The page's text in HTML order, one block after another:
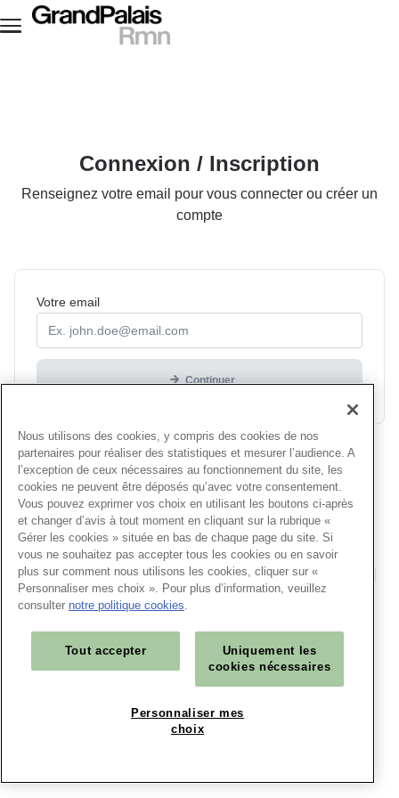
Aller au contenu principal
Connexion / Inscription
Renseignez votre email pour vous connecter ou créer un
compte
Votre emailObligatoire
Continuer
Menu Centre d'aide Service Client Nous contacter
Préparez votre visite Conditions générales de vente
Grille tarifaire SCN
© 2025 - Tous droits réservés
Mentions légales
Gérer mes cookies
Politique cookies
Nous utilisons des cookies, y compris des cookies de nos
partenaires pour réaliser des statistiques et mesurer l’audience. A
l’exception de ceux nécessaires au fonctionnement du site, les
cookies ne peuvent être déposés qu’avec votre consentement.
Vous pouvez exprimer vos choix en utilisant les boutons ci-après
et changer d’avis à tout moment en cliquant sur la rubrique «
Gérer les cookies » située en bas de chaque page du site. Si
vous ne souhaitez pas accepter tous les cookies ou en savoir
plus sur comment nous utilisons les cookies, cliquer sur «
Personnaliser mes choix ». Pour plus d’information, veuillez
consulter notre politique cookies
Tout accepter
Uniquement les
cookies nécessaires
Personnaliser mes
choix